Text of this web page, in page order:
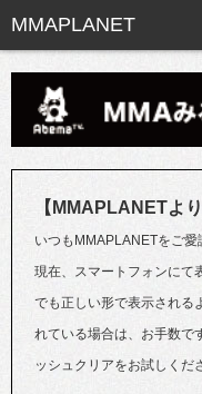
【MMAPLANETよ
いつもMMAPLANETをご愛
現在、スマートフォンにて
でも正しい形で表示される
れている場合は、お手数で
ッシュクリアをお試しくだ